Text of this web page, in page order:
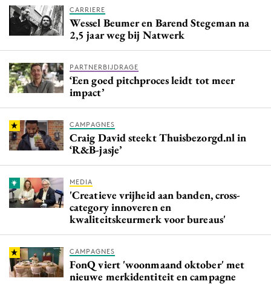
CARRIERE
Wessel Beumer en Barend Stegeman na
2,5 jaar weg bij Natwerk
PARTNERBIJDRAGE
‘Een goed pitchproces leidt tot meer
impact’
CAMPAGNES
Craig David steekt Thuisbezorgd.nl in
‘R&B-jasje’
MEDIA
'Creatieve vrijheid aan banden, cross-
category innoveren en
kwaliteitskeurmerk voor bureaus'
CAMPAGNES
FonQ viert 'woonmaand oktober' met
nieuwe merkidentiteit en campagne